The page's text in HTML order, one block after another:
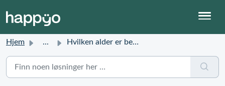
Hjem ... Hvilken alder er best egnet for disse sesjonene?